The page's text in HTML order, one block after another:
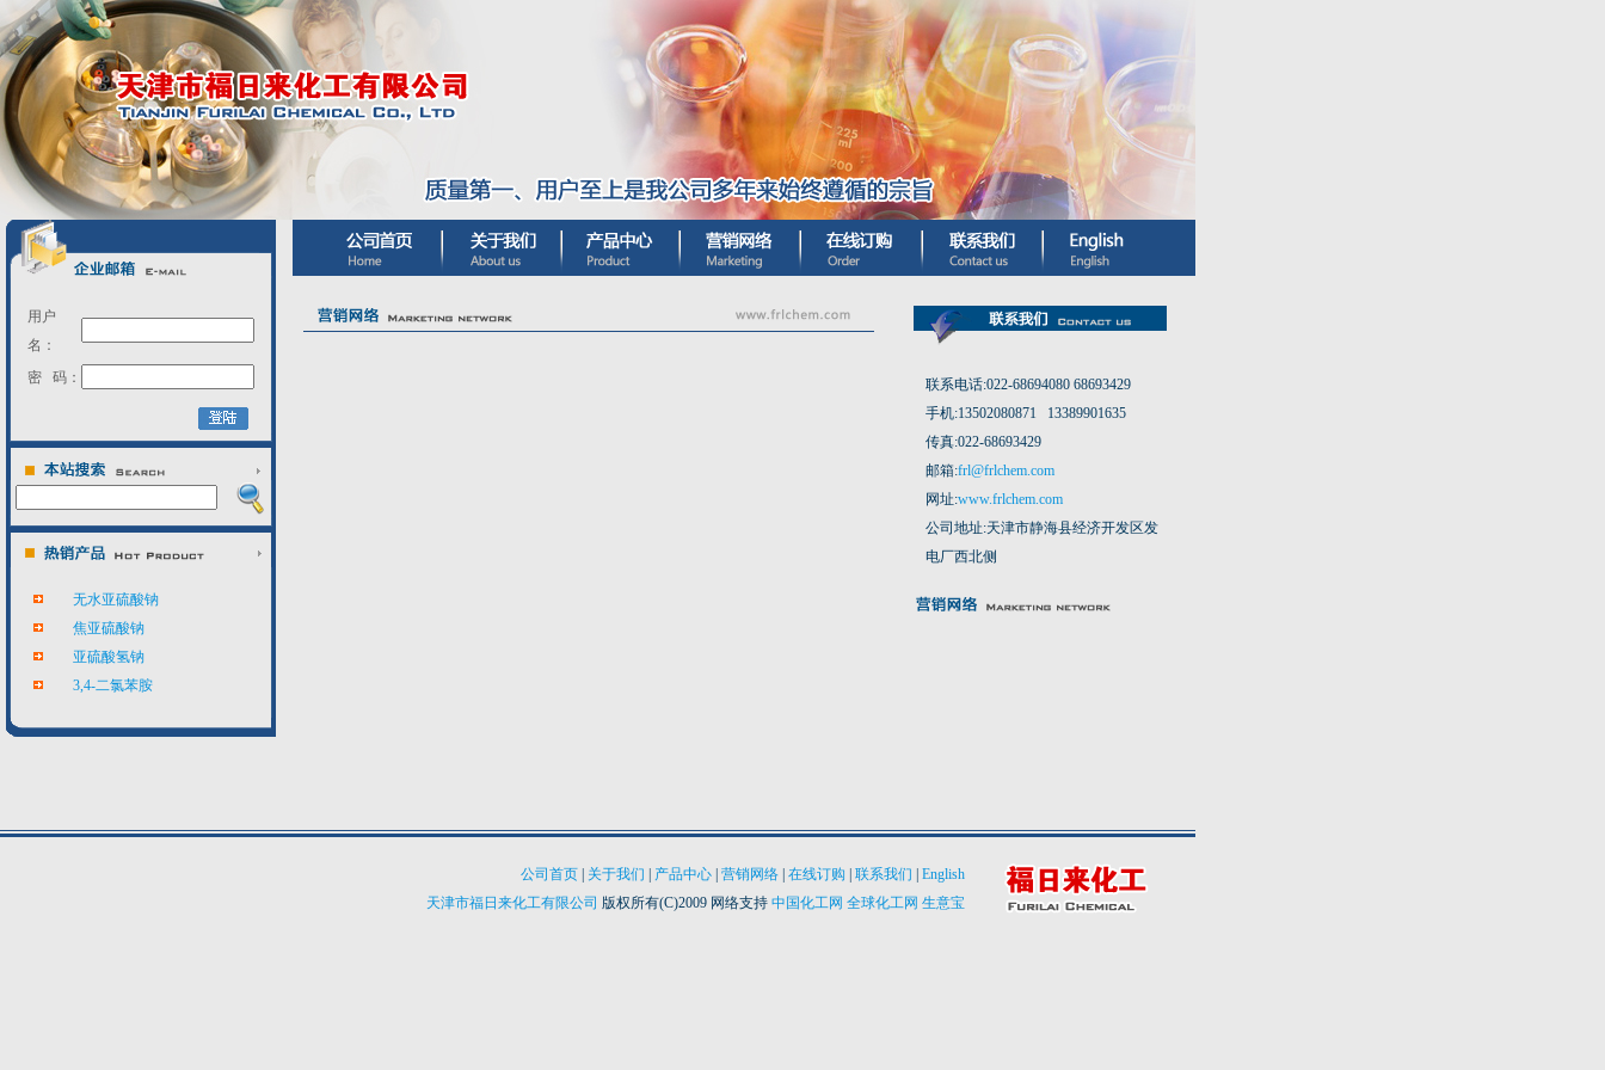
用户
名：
密 码：
无水亚硫酸钠
焦亚硫酸钠
亚硫酸氢钠
3,4-二氯苯胺
联系电话:022-68694080 68693429
手机:13502080871 13389901635
传真:022-68693429
邮箱:frl@frlchem.com
网址:www.frlchem.com
公司地址:天津市静海县经济开发区发
电厂西北侧
公司首页 关于我们 产品中心 营销网络 在线订购 联系我们
English
天津市福日来化工有限公司 版权所有(C)2009 网络支持 中国化工网 全球化工网 生意宝